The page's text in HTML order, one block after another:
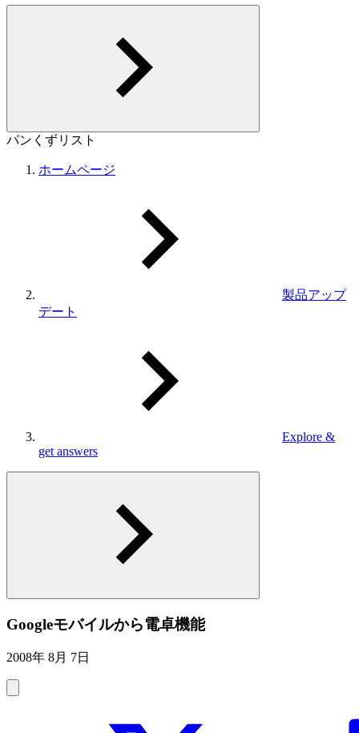
パンくずリスト
ホームページ
製品アップ
デート
Explore &
get answers
Googleモバイルから電卓機能
2008年 8月 7日